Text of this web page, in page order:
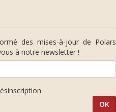
des mises-à-jour de Polars
à notre newsletter !